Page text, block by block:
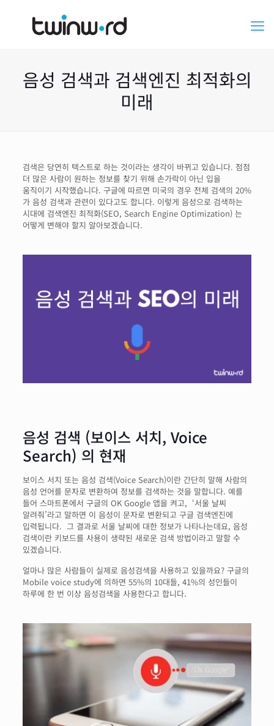
음성 검색과 검색엔진 최적화의
미래
검색은 당연히 텍스트로 하는 것이라는 생각이 바뀌고 있습니다. 점점
더 많은 사람이 원하는 정보를 찾기 위해 손가락이 아닌 입을
움직이기 시작했습니다. 구글에 따르면 미국의 경우 전체 검색의 20%
가 음성 검색과 관련이 있다고도 합니다. 이렇게 음성으로 검색하는
시대에 검색엔진 최적화(SEO, Search Engine Optimization) 는
어떻게 변해야 할지 알아보겠습니다.
음성 검색 (보이스 서치, Voice
Search) 의 현재
보이스 서치 또는 음성 검색(Voice Search)이란 간단히 말해 사람의
음성 언어를 문자로 변환하여 정보를 검색하는 것을 말합니다. 예를
들어 스마트폰에서 구글의 OK Google 앱을 켜고, ‘서울 날씨
알려줘’라고 말하면 이 음성이 문자로 변환되고 구글 검색엔진에
입력됩니다. 그 결과로 서울 날씨에 대한 정보가 나타나는데요, 음성
검색이란 키보드를 사용이 생략된 새로운 검색 방법이라고 말할 수
있겠습니다.
얼마나 많은 사람들이 실제로 음성검색을 사용하고 있을까요? 구글의
Mobile voice study에 의하면 55%의 10대들, 41%의 성인들이
하루에 한 번 이상 음성검색을 사용한다고 합니다.